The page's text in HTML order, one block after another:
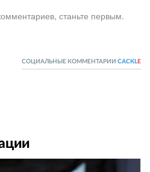
станьте первым.
СОЦИАЛЬНЫЕ КОММЕНТАРИИ CACKL E